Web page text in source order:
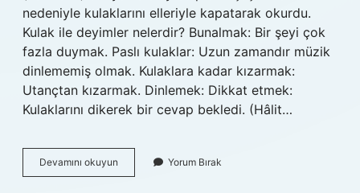
nedeniyle kulaklarını elleriyle kapatarak okurdu.
Kulak ile deyimler nelerdir? Bunalmak: Bir şeyi çok
fazla duymak. Paslı kulaklar: Uzun zamandır müzik
dinlememiş olmak. Kulaklara kadar kızarmak:
Utançtan kızarmak. Dinlemek: Dikkat etmek:
Kulaklarını dikerek bir cevap bekledi. (Hâlit…
Devamını okuyun
Kulağında
Yorum Bırak